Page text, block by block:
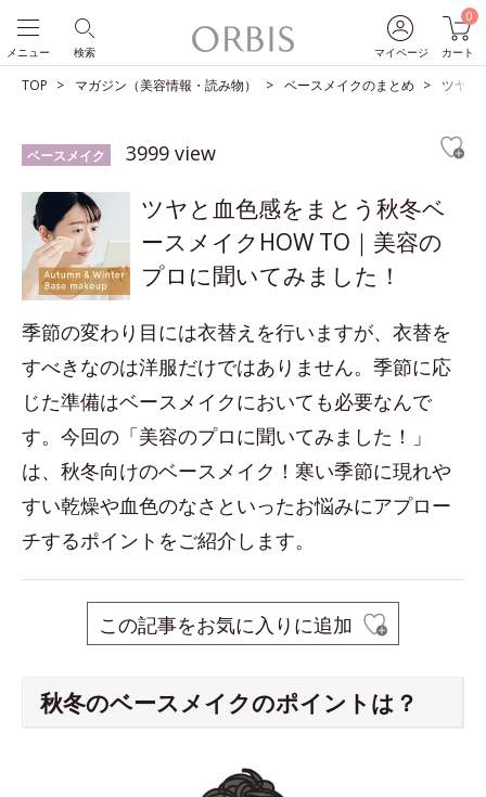
マイページ
0
カート
検索
メニュー
TOP マガジン（美容情報・読み物） ベースメイクのまとめ ツヤと
ベースメイク 3999 view
ツヤと血色感をまとう秋冬ベ
ースメイクHOW TO｜美容の
プロに聞いてみました！
季節の変わり目には衣替えを行いますが、衣替を
すべきなのは洋服だけではありません。季節に応
じた準備はベースメイクにおいても必要なんで
す。今回の「美容のプロに聞いてみました！」
は、秋冬向けのベースメイク！寒い季節に現れや
すい乾燥や血色のなさといったお悩みにアプロー
チするポイントをご紹介します。
この記事をお気に入りに追加
秋冬のベースメイクのポイントは？